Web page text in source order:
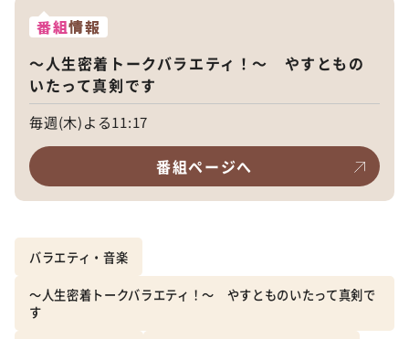
番組情報
～人生密着トークバラエティ！～ やすともの
いたって真剣です
毎週(木)よる11:17
番組ページへ
バラエティ・音楽
～人生密着トークバラエティ！～ やすとものいたって真剣で
す